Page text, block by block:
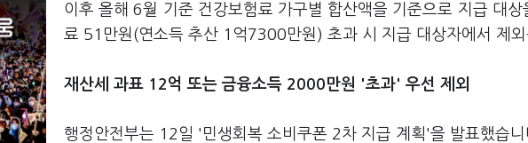
이후 올해 6월 기준 건강보험료 가구별 합산액을 기준으로 지급 대
료 51만원(연소득 추산 1억7300만원) 초과 시 지급 대상자에서 제외
재산세 과표 12억 또는 금융소득 2000만원 '초과' 우선 제외
행정안전부는 12일 '민생회복 소비쿠폰 2차 지급 계획'을 발표했습